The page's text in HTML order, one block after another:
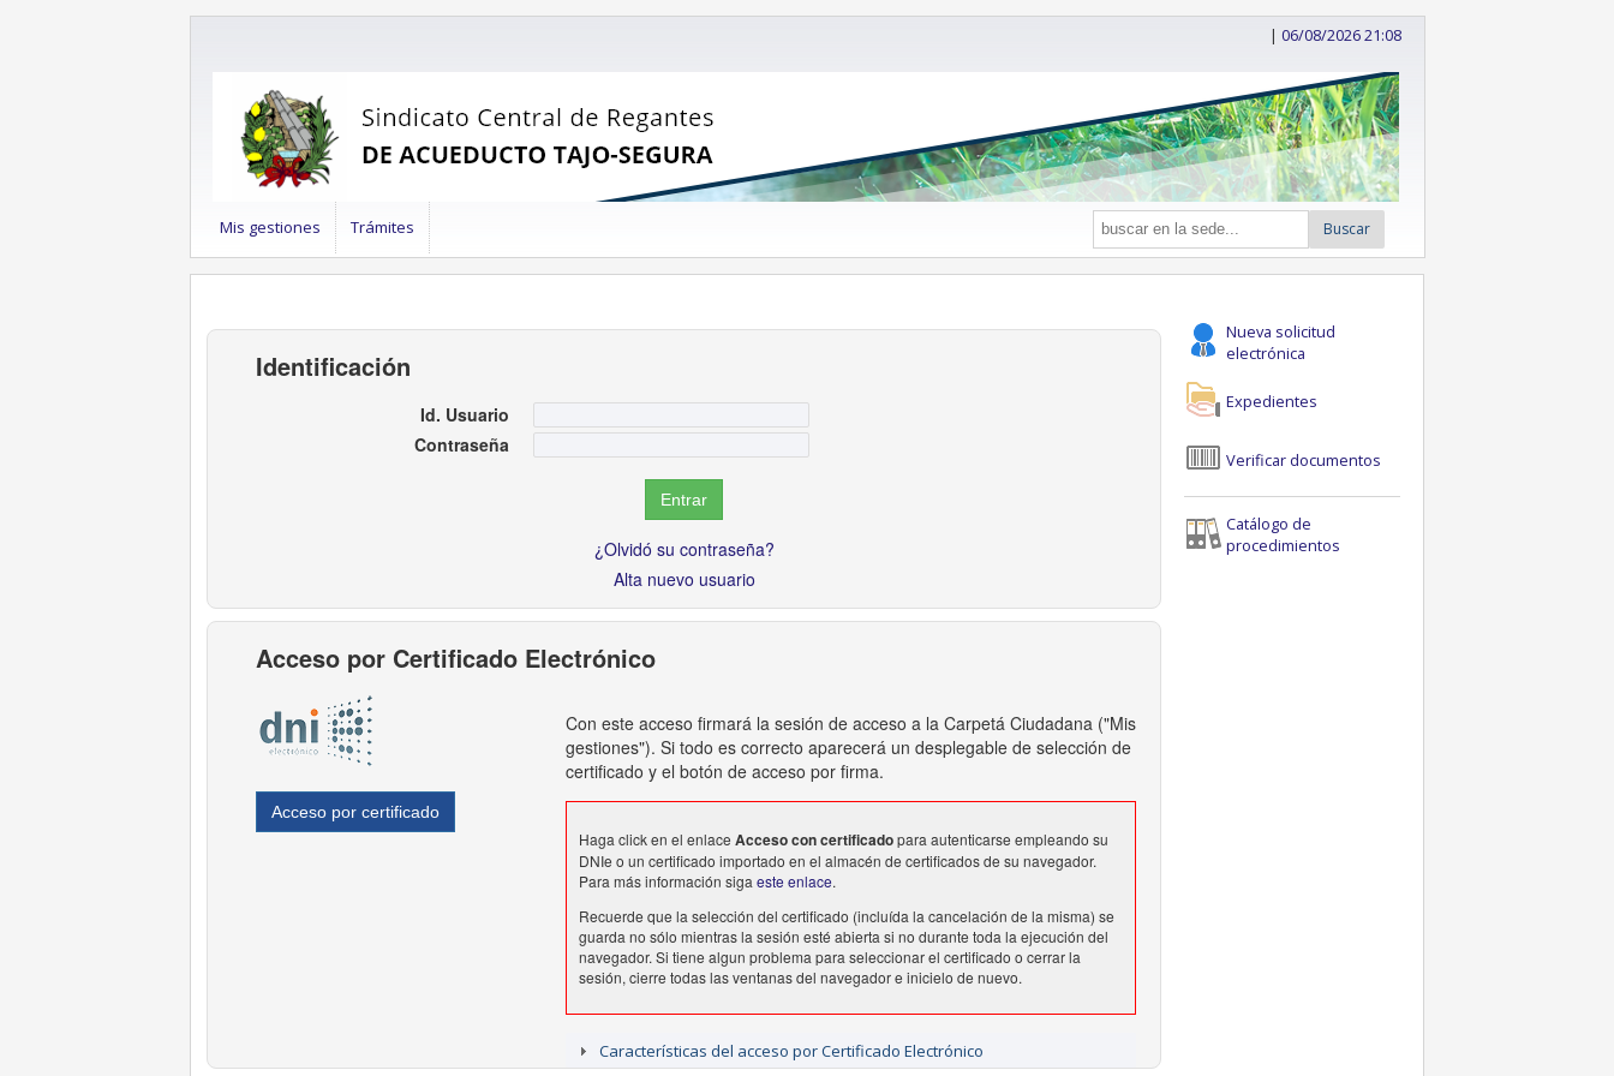
| 06/08/2026 21:08
Mis gestiones Trámites Buscar
Identificación
Id. Usuario
Contraseña
¿Olvidó su contraseña?
Alta nuevo usuario
Acceso por Certificado Electrónico
Acceso por certificado
Con este acceso firmará la sesión de acceso a la Carpetá Ciudadana ("Mis
gestiones"). Si todo es correcto aparecerá un desplegable de selección de
certificado y el botón de acceso por firma.
Haga click en el enlace Acceso con certificadopara autenticarse empleando su
DNIe o un certificado importado en el almacén de certificados de su navegador.
Para más información siga este enlace.
Recuerde que la selección del certificado (incluída la cancelación de la misma) se
guarda no sólo mientras la sesión esté abierta si no durante toda la ejecución del
navegador. Si tiene algun problema para seleccionar el certificado o cerrar la
sesión, cierre todas las ventanas del navegador e inicielo de nuevo.
Características del acceso por Certificado Electrónico
Nueva solicitud
electrónica
Expedientes
Verificar documentos
Catálogo de
procedimientos